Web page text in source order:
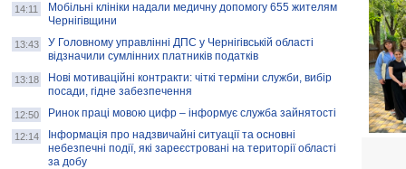
14:11
Мобільні клініки надали медичну допомогу 655 жителям
Чернігівщини
13:43
У Головному управлінні ДПС у Чернігівській області
відзначили сумлінних платників податків
13:18
Нові мотиваційні контракти: чіткі терміни служби, вибір
посади, гідне забезпечення
12:50 Ринок праці мовою цифр – інформує служба зайнятості
12:14
Інформація про надзвичайні ситуації та основні
небезпечні події, які зареєстровані на території області
за добу